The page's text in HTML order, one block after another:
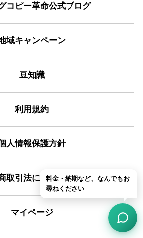
コピー革命公式ブログ
域キャンペーン
豆知識
利用規約
人情報保護方針
取引法に基づく表記
マイページ